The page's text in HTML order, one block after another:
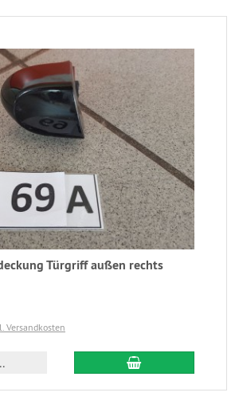
Türgriff außen rechts
Versandkosten